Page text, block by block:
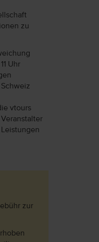
zu
Uhr
vtours
zur